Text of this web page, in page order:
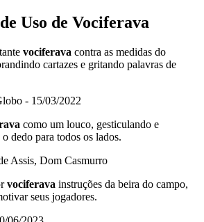
Uso de Vociferava
vociferava contra as medidas do
cartazes e gritando palavras de
- 15/03/2022
como um louco, gesticulando e
dedo para todos os lados.
Assis, Dom Casmurro
vociferava instruções da beira do campo,
seus jogadores.